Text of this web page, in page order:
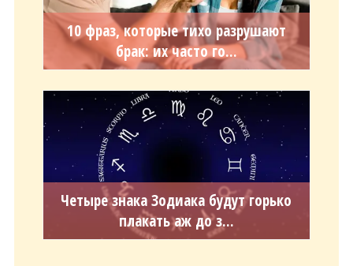
10 фраз, которые тихо разрушают
брак: их часто го...
Четыре знака Зодиака будут горько
плакать аж до з...